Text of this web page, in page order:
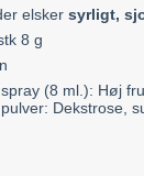
elskersyrligt,
8 g
(8 ml.): Høj
Dekstrose,